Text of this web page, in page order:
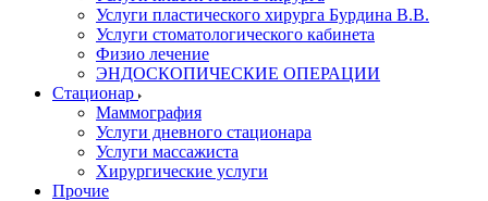
Услуги пластического хирурга Бурдина В.В.
Услуги стоматологического кабинета
Физио лечение
ЭНДОСКОПИЧЕСКИЕ ОПЕРАЦИИ
Стационар
Маммография
Услуги дневного стационара
Услуги массажиста
Хирургические услуги
Прочие